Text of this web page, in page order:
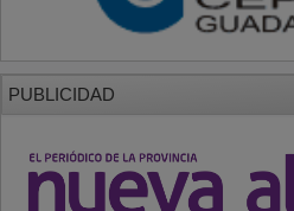
PUBLICIDAD